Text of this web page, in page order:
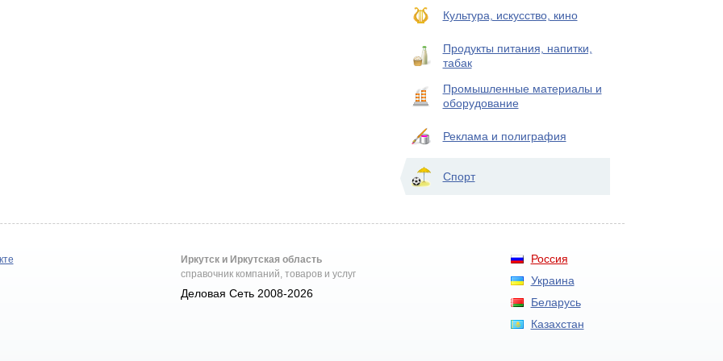
Культура, искусство, кино
Продукты питания, напитки,
табак
Промышленные материалы и
оборудование
Реклама и полиграфия
Спорт
Россия
Украина
Беларусь
Казахстан
Иркутск и Иркутская область
справочник компаний, товаров и услуг
Деловая Сеть 2008-2026